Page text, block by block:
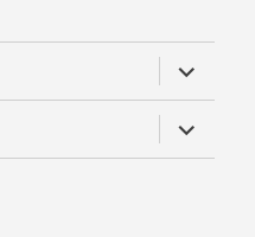
öffnen
öffnen